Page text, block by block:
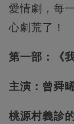
愛情劇，每
心劇荒了！
第一部：《
主演：曾舜
桃源村義診